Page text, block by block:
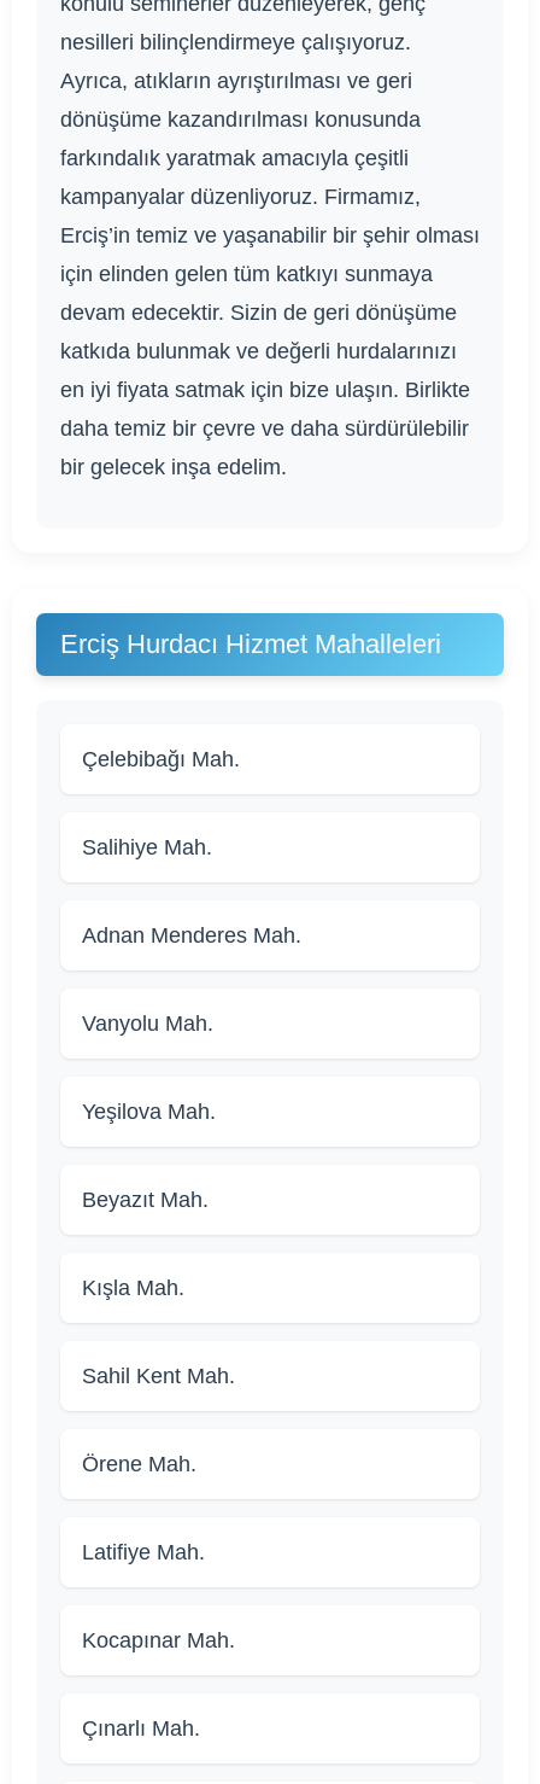
nesilleri bilinçlendirmeye çalışıyoruz.
Ayrıca, atıkların ayrıştırılması ve geri
dönüşüme kazandırılması konusunda
farkındalık yaratmak amacıyla çeşitli
kampanyalar düzenliyoruz. Firmamız,
Erciş’in temiz ve yaşanabilir bir şehir olması
için elinden gelen tüm katkıyı sunmaya
devam edecektir. Sizin de geri dönüşüme
katkıda bulunmak ve değerli hurdalarınızı
en iyi fiyata satmak için bize ulaşın. Birlikte
daha temiz bir çevre ve daha sürdürülebilir
bir gelecek inşa edelim.
Erciş Hurdacı Hizmet Mahalleleri
Çelebibağı Mah.
Salihiye Mah.
Adnan Menderes Mah.
Vanyolu Mah.
Yeşilova Mah.
Beyazıt Mah.
Kışla Mah.
Sahil Kent Mah.
Örene Mah.
Latifiye Mah.
Kocapınar Mah.
Çınarlı Mah.